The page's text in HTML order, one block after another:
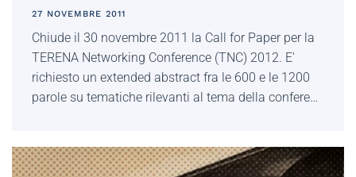
27 NOVEMBRE 2011
Chiude il 30 novembre 2011 la Call for Paper per la
TERENA Networking Conference (TNC) 2012. E'
richiesto un extended abstract fra le 600 e le 1200
parole su tematiche rilevanti al tema della confere…